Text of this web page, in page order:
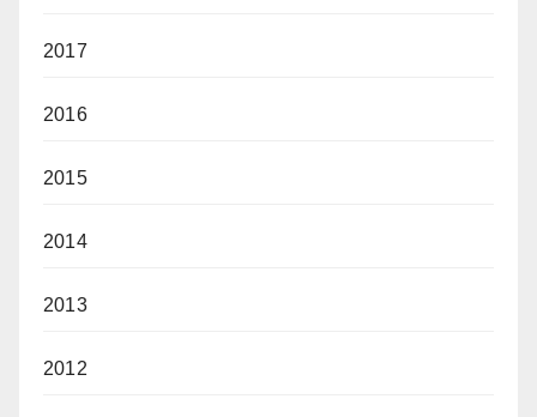
2017
2016
2015
2014
2013
2012